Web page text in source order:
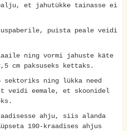
et jahutükke tainasse ei
puista peale veidi
ning vormi jahuste käte
cm paksuseks kettaks.
ning lükka need
veidi eemale, et skoonidel
ahju, siis alanda
190-kraadises ahjus